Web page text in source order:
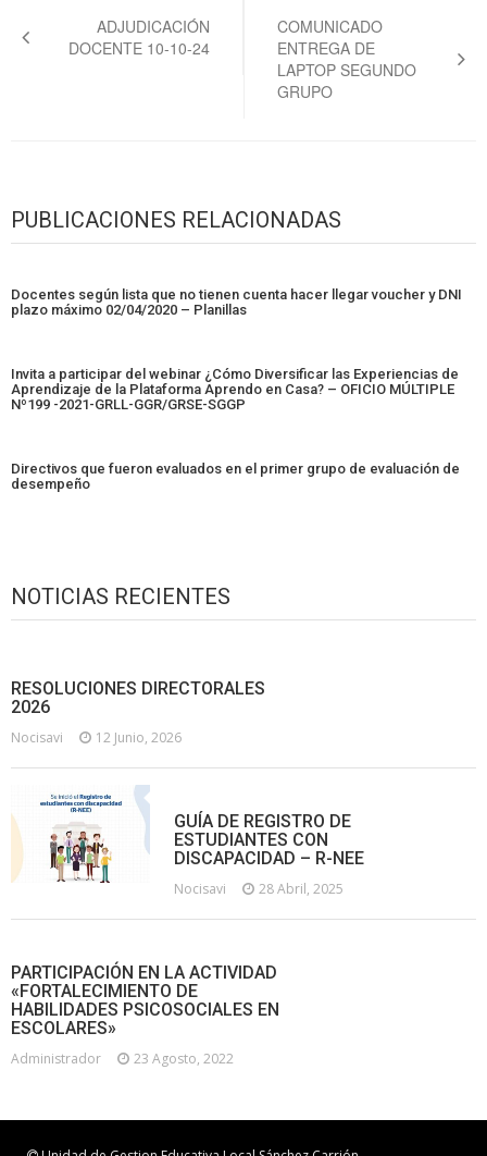
de
entradas
ADJUDICACIÓN
DOCENTE 10-10-24
COMUNICADO
ENTREGA DE
LAPTOP SEGUNDO
GRUPO
PUBLICACIONES RELACIONADAS
Docentes según lista que no tienen cuenta hacer llegar voucher y DNI
plazo máximo 02/04/2020 – Planillas
Invita a participar del webinar ¿Cómo Diversificar las Experiencias de
Aprendizaje de la Plataforma Aprendo en Casa? – OFICIO MÚLTIPLE
Nº199 -2021-GRLL-GGR/GRSE-SGGP
Directivos que fueron evaluados en el primer grupo de evaluación de
desempeño
NOTICIAS RECIENTES
RESOLUCIONES DIRECTORALES
2026
Nocisavi 12 Junio, 2026
GUÍA DE REGISTRO DE
ESTUDIANTES CON
DISCAPACIDAD – R-NEE
Nocisavi 28 Abril, 2025
PARTICIPACIÓN EN LA ACTIVIDAD
«FORTALECIMIENTO DE
HABILIDADES PSICOSOCIALES EN
ESCOLARES»
Administrador 23 Agosto, 2022